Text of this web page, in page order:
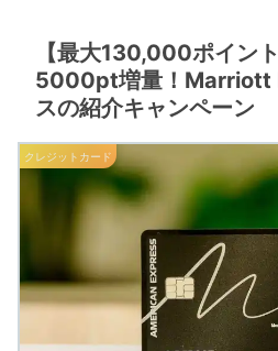
【最大130,000ポイン
5000pt増量！Marriott
スの紹介キャンペーン
クレジットカード